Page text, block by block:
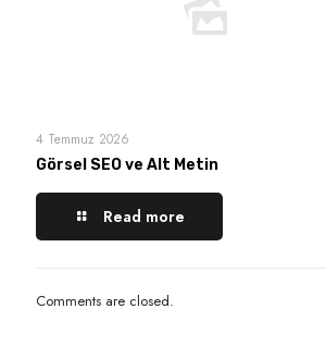
4 Temmuz 2026
Görsel SEO ve Alt Metin
Read more
Comments are closed.